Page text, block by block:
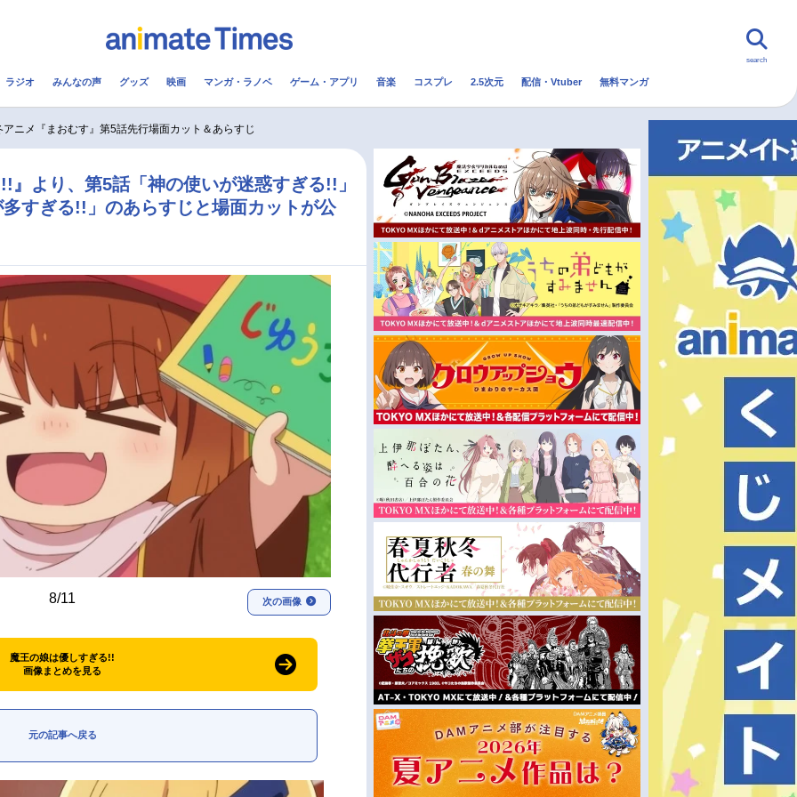
コスプレ 2.5次元 配信・Vtuber トレンド 無料マンガ
男性声優/女性声優一覧
今期アニメ曜日別一覧 秋アニメ
冬アニメ
FOLLOW US
search
ラジオ みんなの声 グッズ 映画 マンガ・ラノベ ゲーム・アプリ 音楽 コスプレ 2.5次元 配信・Vtuber 無料マンガ
アニメ『まおむす』第5話先行場面カット＆あらすじ
』より、第5話「神の使いが迷惑すぎる!!」
すぎる!!」のあらすじと場面カットが公
8/11 次の画像
魔王の娘は優しすぎる!!
画像まとめを見る
元の記事へ戻る